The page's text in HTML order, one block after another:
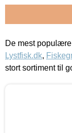
De mest
Lystfisk.dk,
stort sortiment til